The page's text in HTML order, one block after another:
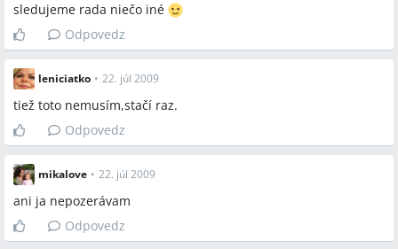
sledujeme rada niečo iné
Odpovedz
leniciatko • 22. júl 2009
tiež toto nemusím,stačí raz.
Odpovedz
mikalove • 22. júl 2009
ani ja nepozerávam
Odpovedz